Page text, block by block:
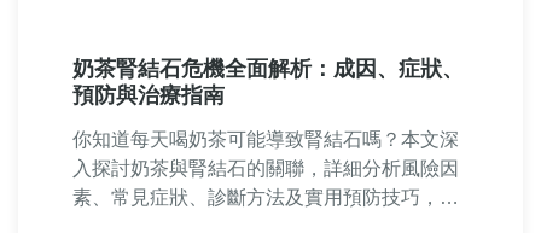
奶茶腎結石危機全面解析：成因、症狀、
預防與治療指南
你知道每天喝奶茶可能導致腎結石嗎？本文深
入探討奶茶與腎結石的關聯，詳細分析風險因
素、常見症狀、診斷方法及實用預防技巧，並